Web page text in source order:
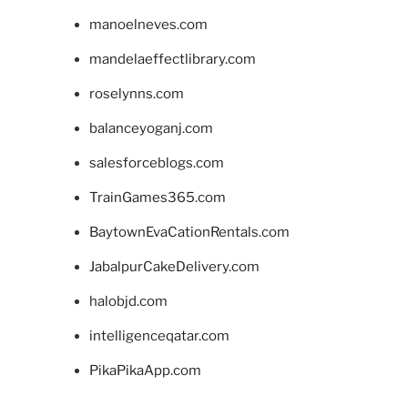
manoelneves.com
mandelaeffectlibrary.com
roselynns.com
balanceyoganj.com
salesforceblogs.com
TrainGames365.com
BaytownEvaCationRentals.com
JabalpurCakeDelivery.com
halobjd.com
intelligenceqatar.com
PikaPikaApp.com